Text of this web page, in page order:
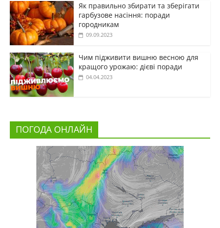
Як правильно збирати та зберігати
гарбузове насіння: поради
городникам
09.09.2023
Чим підживити вишню весною для
кращого урожаю: дієві поради
04.04.2023
ПОГОДА ОНЛАЙН